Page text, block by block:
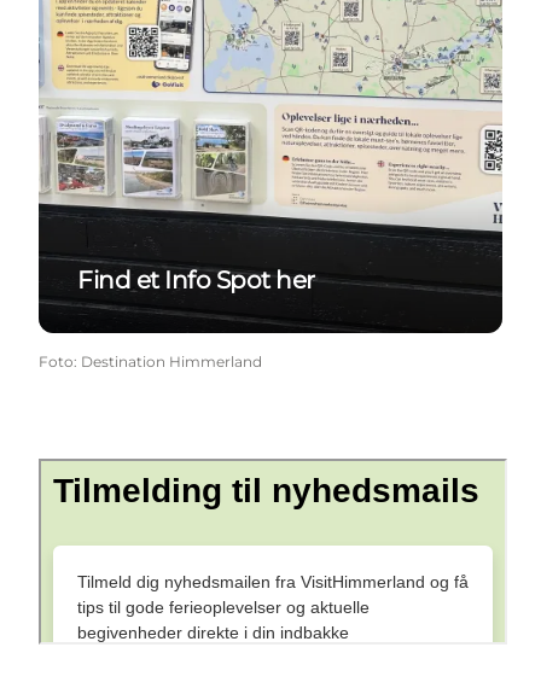
Find et Info Spot her
Foto: Destination Himmerland